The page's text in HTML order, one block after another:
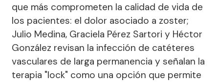
que más comprometen la calidad de vida de
los pacientes: el dolor asociado a zoster;
Julio Medina, Graciela Pérez Sartori y Héctor
González revisan la infección de catéteres
vasculares de larga permanencia y señalan la
terapia "lock" como una opción que permite